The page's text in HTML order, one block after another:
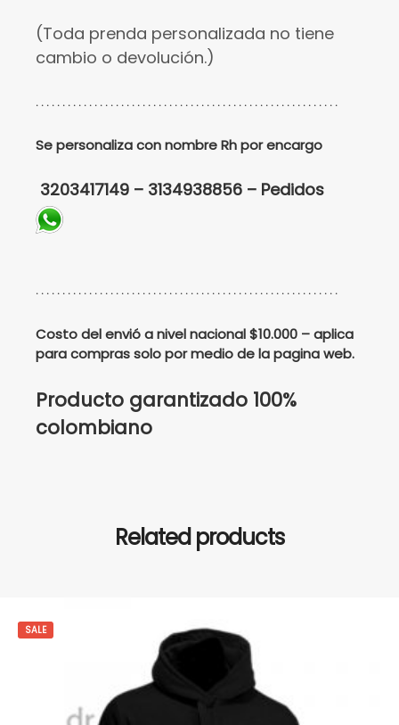
(Toda prenda personalizada no tiene
cambio o devolución.)
. . . . . . . . . . . . . . . . . . . . . . . . . . . . . . . . . . . . . . . . . . . . . . . . . . . . . . . . .
Se personaliza con nombre Rh por encargo
3203417149 – 3134938856 – Pedidos
. . . . . . . . . . . . . . . . . . . . . . . . . . . . . . . . . . . . . . . . . . . . . . . . . . . . . . . . .
Costo del envió a nivel nacional $10.000 – aplica
para compras solo por medio de la pagina web.
Producto garantizado 100%
colombiano
Related products
SALE